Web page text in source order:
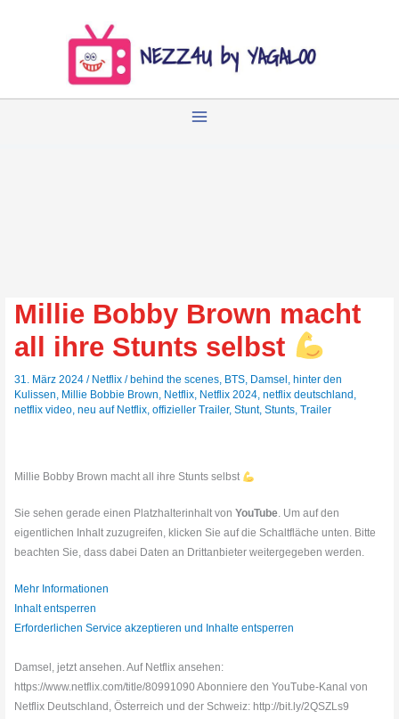
Millie Bobby Brown macht
all ihre Stunts selbst
31. März 2024/ Netflix /behind the scenes BTS Damsel ,hinter den
Kulissen Millie Bobbie Brown Netflix Netflix 2024 ,netflix deutschland
netflix video ,neu auf Netflix ,offizieller Trailer,Stunt,Stunts ,Trailer
Millie Bobby Brown macht all ihre Stunts selbst
Sie sehen gerade einen Platzhalterinhalt vonYouTube. Um auf den
eigentlichen Inhalt zuzugreifen, klicken Sie auf die Schaltfläche unten. Bitte
beachten Sie, dass dabei Daten an Drittanbieter weitergegeben werden.
Mehr Informationen
Inhalt entsperren
Erforderlichen Service akzeptieren und Inhalte entsperren
Damsel, jetzt ansehen. Auf Netflix ansehen:
https://www.netflix.com/title/80991090 Abonniere den YouTube-Kanal von
Netflix Deutschland, Österreich und der Schweiz: http://bit.ly/2QSZLs9